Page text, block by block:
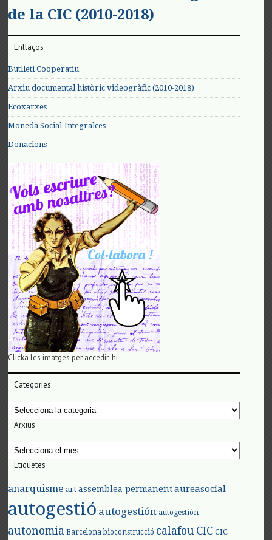
de la CIC (2010-2018)
Enllaços
Butlletí Cooperatiu
Arxiu documental històric videogràfic (2010-2018)
Ecoxarxes
Moneda Social-Integralces
Donacions
Clicka les imatges per accedir-hi
Categories
Categories
Arxius
Arxius
Etiquetes
anarquisme art assemblea permanent aureasocial
autogestió autogestión autogestión
autonomia Barcelona bioconstrucció calafouCIC CIC